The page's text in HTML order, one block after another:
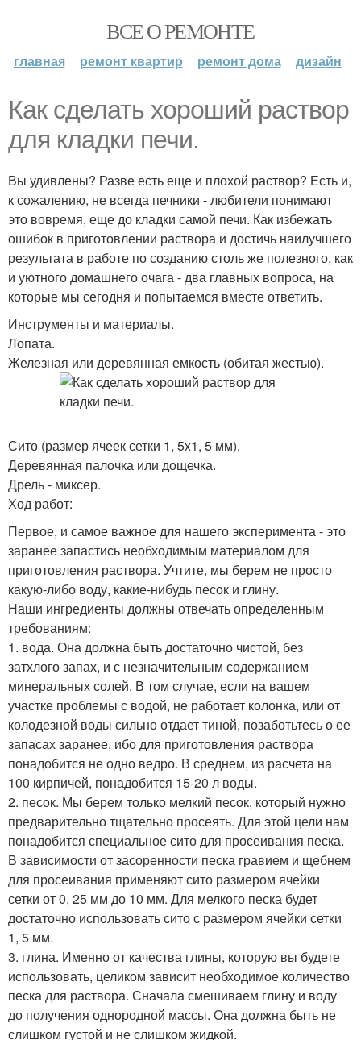
ВСЕ О РЕМОНТЕ
главная ремонт квартир ремонт дома дизайн
Как сделать хороший раствор
для кладки печи.
Вы удивлены? Разве есть еще и плохой раствор? Есть и,
к сожалению, не всегда печники - любители понимают
это вовремя, еще до кладки самой печи. Как избежать
ошибок в приготовлении раствора и достичь наилучшего
результата в работе по созданию столь же полезного, как
и уютного домашнего очага - два главных вопроса, на
которые мы сегодня и попытаемся вместе ответить.
Инструменты и материалы.
Лопата.
Железная или деревянная емкость (обитая жестью).
Сито (размер ячеек сетки 1, 5x1, 5 мм).
Деревянная палочка или дощечка.
Дрель - миксер.
Ход работ:
Первое, и самое важное для нашего эксперимента - это
заранее запастись необходимым материалом для
приготовления раствора. Учтите, мы берем не просто
какую-либо воду, какие-нибудь песок и глину.
Наши ингредиенты должны отвечать определенным
требованиям:
1. вода. Она должна быть достаточно чистой, без
затхлого запах, и с незначительным содержанием
минеральных солей. В том случае, если на вашем
участке проблемы с водой, не работает колонка, или от
колодезной воды сильно отдает тиной, позаботьтесь о ее
запасах заранее, ибо для приготовления раствора
понадобится не одно ведро. В среднем, из расчета на
100 кирпичей, понадобится 15-20 л воды.
2. песок. Мы берем только мелкий песок, который нужно
предварительно тщательно просеять. Для этой цели нам
понадобится специальное сито для просеивания песка.
В зависимости от засоренности песка гравием и щебнем
для просеивания применяют сито размером ячейки
сетки от 0, 25 мм до 10 мм. Для мелкого песка будет
достаточно использовать сито с размером ячейки сетки
1, 5 мм.
3. глина. Именно от качества глины, которую вы будете
использовать, целиком зависит необходимое количество
песка для раствора. Сначала смешиваем глину и воду
до получения однородной массы. Она должна быть не
слишком густой и не слишком жидкой.